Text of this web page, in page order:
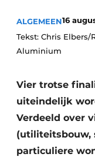
Privacy /
Vacature
Video’s
ALGEMEEN16
Tekst: Chris
Aluminium
Vier trotse
uiteindelijk
Verdeeld over
(utiliteitsbouw,
particuliere